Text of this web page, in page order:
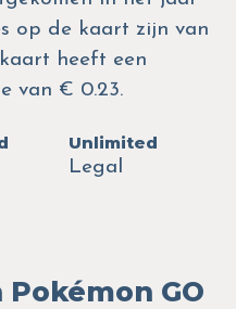
op de kaart zijn van
heeft een
van € 0.23.
Unlimited
Legal
GO